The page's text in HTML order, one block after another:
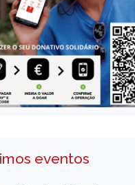
eventos